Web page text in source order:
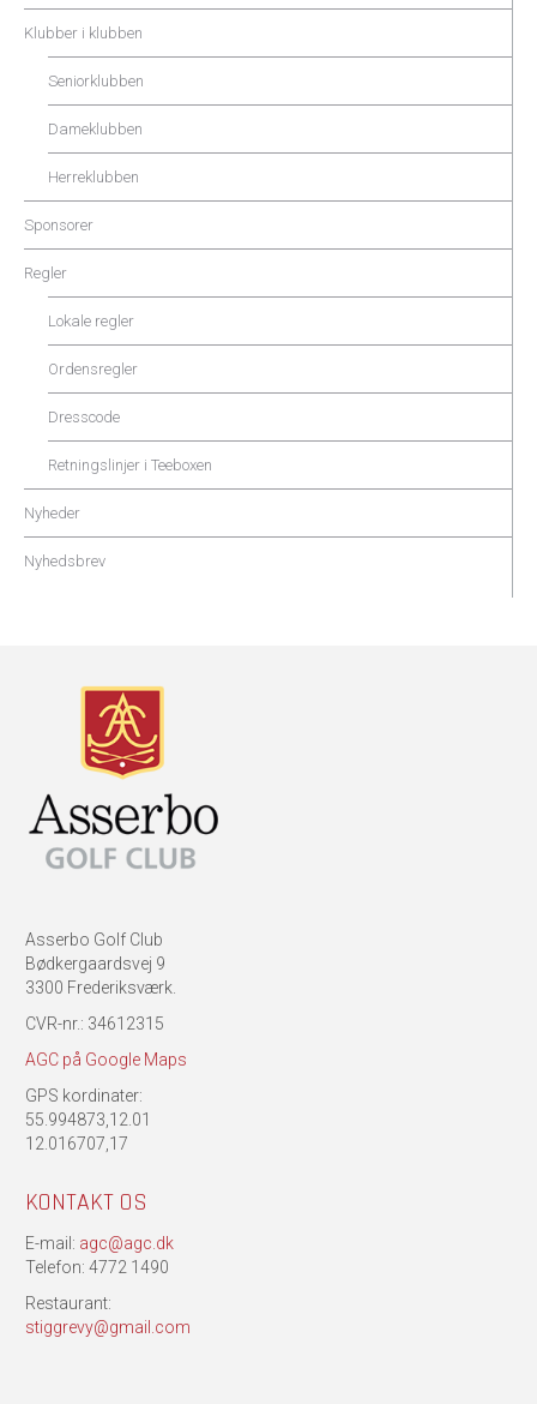
Klubber i klubben
Seniorklubben
Dameklubben
Herreklubben
Sponsorer
Regler
Lokale regler
Ordensregler
Dresscode
Retningslinjer i Teeboxen
Nyheder
Nyhedsbrev
Asserbo Golf Club
Bødkergaardsvej 9
3300 Frederiksværk.
CVR-nr.: 34612315
AGC på Google Maps
GPS kordinater:
55.994873,12.01
12.016707,17
KONTAKT OS
E-mail: agc@agc.dk
Telefon: 4772 1490
Restaurant:
stiggrevy@gmail.com